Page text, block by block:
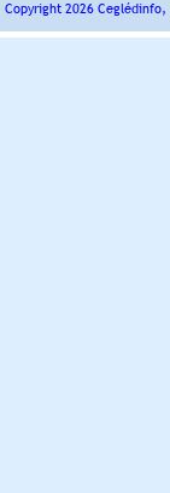
Copyright 2026